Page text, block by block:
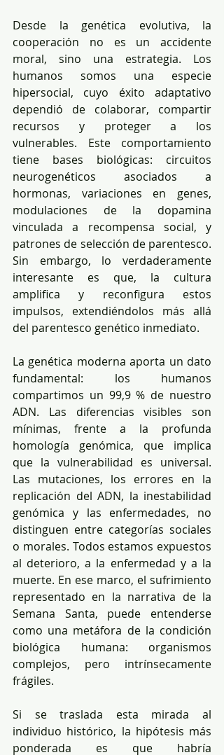
Desde la genética evolutiva, la
cooperación no es un accidente
moral, sino una estrategia. Los
humanos somos una especie
hipersocial, cuyo éxito adaptativo
dependió de colaborar, compartir
recursos y proteger a los
vulnerables. Este comportamiento
tiene bases biológicas: circuitos
neurogenéticos asociados a
hormonas, variaciones en genes,
modulaciones de la dopamina
vinculada a recompensa social, y
patrones de selección de parentesco.
Sin embargo, lo verdaderamente
interesante es que, la cultura
amplifica y reconfigura estos
impulsos, extendiéndolos más allá
del parentesco genético inmediato.
La genética moderna aporta un dato
fundamental: los humanos
compartimos un 99,9 % de nuestro
ADN. Las diferencias visibles son
mínimas, frente a la profunda
homología genómica, que implica
que la vulnerabilidad es universal.
Las mutaciones, los errores en la
replicación del ADN, la inestabilidad
genómica y las enfermedades, no
distinguen entre categorías sociales
o morales. Todos estamos expuestos
al deterioro, a la enfermedad y a la
muerte. En ese marco, el sufrimiento
representado en la narrativa de la
Semana Santa, puede entenderse
como una metáfora de la condición
biológica humana: organismos
complejos, pero intrínsecamente
frágiles.
Si se traslada esta mirada al
individuo histórico, la hipótesis más
ponderada es que habría